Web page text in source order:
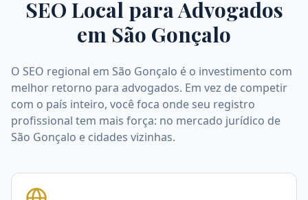
SEO Local para Advogados
em São Gonçalo
O SEO regional em São Gonçalo é o investimento com
melhor retorno para advogados. Em vez de competir
com o país inteiro, você foca onde seu registro
profissional tem mais força: no mercado jurídico de
São Gonçalo e cidades vizinhas.